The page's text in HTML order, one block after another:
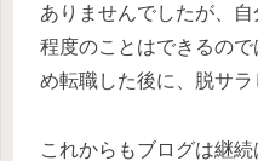
ありませんでしたが、
程度のことはできるの
め転職した後に、脱サ
これからもブログは継